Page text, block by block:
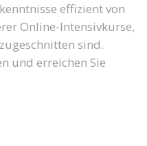
effizient von
Online-Intensivkurse,
sind.
und erreichen Sie